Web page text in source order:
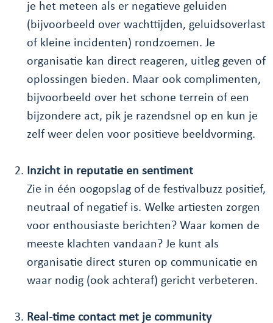
je het meteen als er negatieve geluiden
(bijvoorbeeld over wachttijden, geluidsoverlast
of kleine incidenten) rondzoemen. Je
organisatie kan direct reageren, uitleg geven of
oplossingen bieden. Maar ook complimenten,
bijvoorbeeld over het schone terrein of een
bijzondere act, pik je razendsnel op en kun je
zelf weer delen voor positieve beeldvorming.
Inzicht in reputatie en sentiment
Zie in één oogopslag of de festivalbuzz positief,
neutraal of negatief is. Welke artiesten zorgen
voor enthousiaste berichten? Waar komen de
meeste klachten vandaan? Je kunt als
organisatie direct sturen op communicatie en
waar nodig (ook achteraf) gericht verbeteren.
Real-time contact met je community